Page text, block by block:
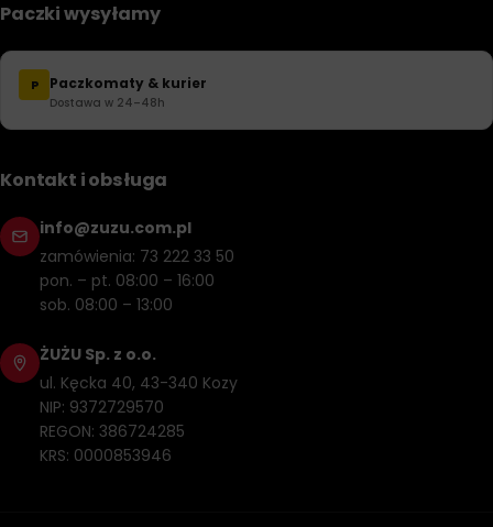
Paczki wysyłamy
P Paczkomaty & kurier
Dostawa w 24–48h
Kontakt i obsługa
info@zuzu.com.pl
zamówienia: 73 222 33 50
pon. – pt. 08:00 – 16:00
sob. 08:00 – 13:00
ŻUŻU Sp. z o.o.
ul. Kęcka 40, 43-340 Kozy
NIP: 9372729570
REGON: 386724285
KRS: 0000853946